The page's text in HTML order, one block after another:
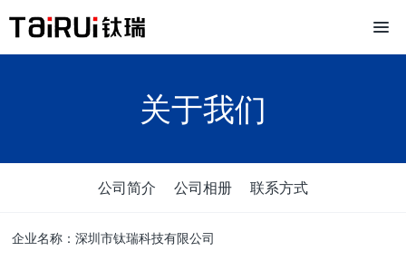
关于我们
公司简介 公司相册 联系方式
企业名称：深圳市钛瑞科技有限公司